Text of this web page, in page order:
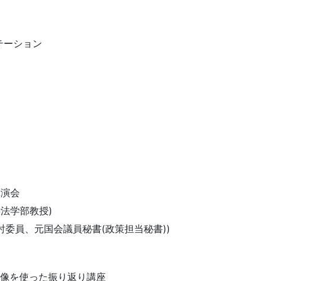
ション
会
学部教授)
員、元国会議員秘書(政策担当秘書))
を使った振り返り講座